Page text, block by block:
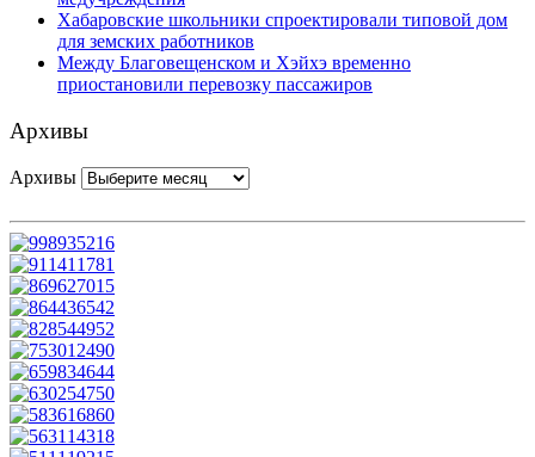
Хабаровские школьники спроектировали типовой дом
для земских работников
Между Благовещенском и Хэйхэ временно
приостановили перевозку пассажиров
Архивы
Архивы